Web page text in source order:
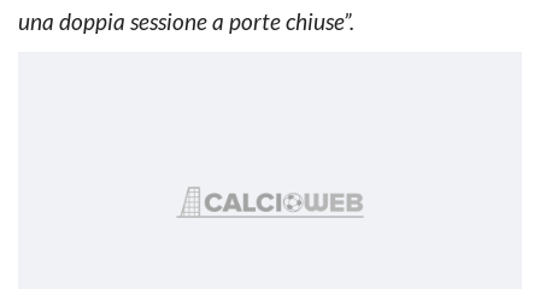
una doppia sessione a porte chiuse”.